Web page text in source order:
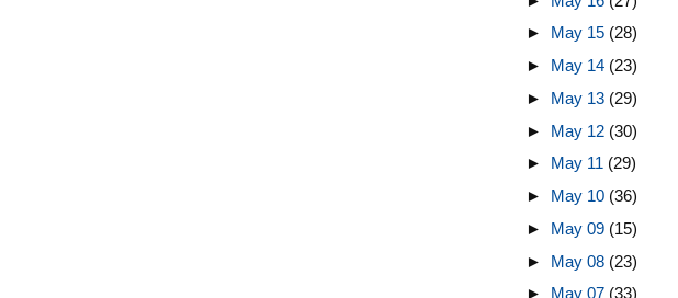
► May 15 (28)
► May 14 (23)
► May 13 (29)
► May 12 (30)
► May 11 (29)
► May 10 (36)
► May 09 (15)
► May 08 (23)
► May 07 (33)